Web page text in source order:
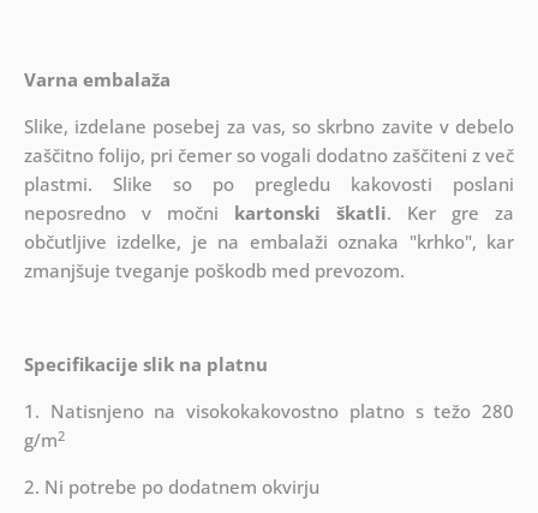
Varna embalaža
Slike, izdelane posebej za vas, so skrbno zavite v debelo
zaščitno folijo, pri čemer so vogali dodatno zaščiteni z več
plastmi. Slike so po pregledu kakovosti poslani
neposredno v močni kartonski škatli. Ker gre za
občutljive izdelke, je na embalaži oznaka "krhko", kar
zmanjšuje tveganje poškodb med prevozom.
Specifikacije slik na platnu
1. Natisnjeno na visokokakovostno platno s težo 280
g/m2
2. Ni potrebe po dodatnem okvirju